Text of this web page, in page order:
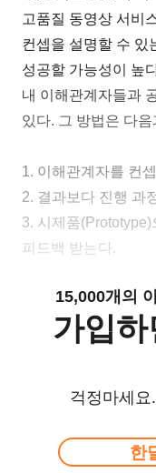
고품질 동영상 서비
컨셉을 설명할 수 있
성공할 가능성이 높
내 이해관계자들과
있다. 그 방법은 다음
1. 이해관계자를 컨
2. 결과보다 진행 과
3. 시제품
피드백 받는다.
15,000개의
가입
걱정마세
한